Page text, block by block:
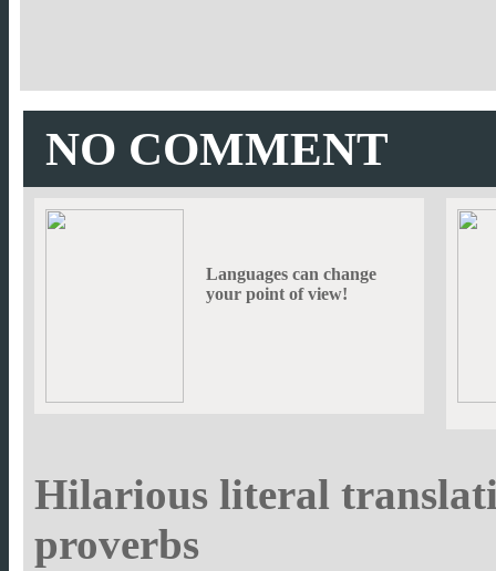
NO COMMENT
Languages can change
your point of view!
Hilarious literal
proverbs